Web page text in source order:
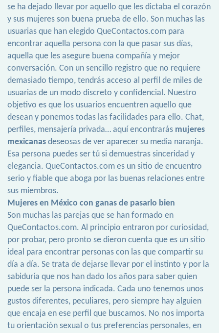
se ha dejado llevar por aquello que les dictaba el corazón
y sus mujeres son buena prueba de ello. Son muchas las
usuarias que han elegido QueContactos.com para
encontrar aquella persona con la que pasar sus días,
aquella que les asegure buena compañía y mejor
conversación. Con un sencillo registro que no requiere
demasiado tiempo, tendrás acceso al perfil de miles de
usuarias de un modo discreto y confidencial. Nuestro
objetivo es que los usuarios encuentren aquello que
desean y ponemos todas las facilidades para ello. Chat,
perfiles, mensajería privada… aquí encontrarás mujeres
mexicanas deseosas de ver aparecer su media naranja.
Esa persona puedes ser tú si demuestras sinceridad y
elegancia. QueContactos.com es un sitio de encuentro
serio y fiable que aboga por las buenas relaciones entre
sus miembros.
Mujeres en México con ganas de pasarlo bien
Son muchas las parejas que se han formado en
QueContactos.com. Al principio entraron por curiosidad,
por probar, pero pronto se dieron cuenta que es un sitio
ideal para encontrar personas con las que compartir su
día a día. Se trata de dejarse llevar por el instinto y por la
sabiduría que nos han dado los años para saber quien
puede ser la persona indicada. Cada uno tenemos unos
gustos diferentes, peculiares, pero siempre hay alguien
que encaja en ese perfil que buscamos. No nos importa
tu orientación sexual o tus preferencias personales, en